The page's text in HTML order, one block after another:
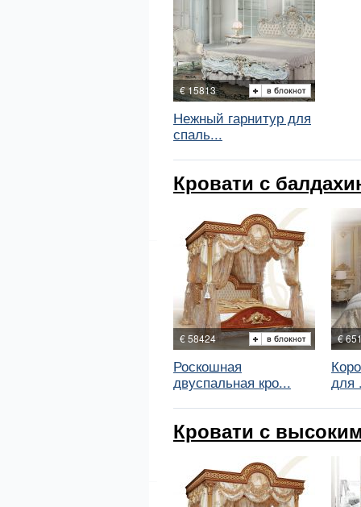
€ 15813
Нежный гарнитур для
спаль...
Кровати с
€ 58424
Роскошная
двуспальная кро...
€
для
Кровати с